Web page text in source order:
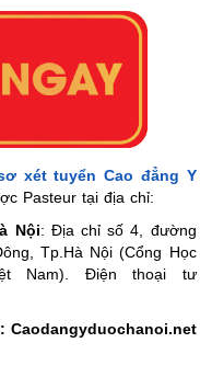
xét tuyển Cao đẳng Y
Pasteur tại địa chỉ:
Nội: Địa chỉ số 4, đường
Tp.Hà Nội (Cổng Học
Nam). Điện thoại tư
Caodangyduochanoi.net